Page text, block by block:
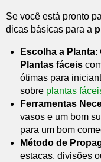
Se você está pronto
dicas básicas para a
Escolha a Planta:
Plantas fáceis
ótimas para
sobre plantas
Ferramentas
vasos e um bom
para um bom
Método de
estacas, divisões